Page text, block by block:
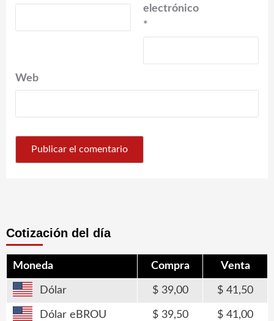
electrónico
*
Web
Cotización del día
Moneda Compra Venta
Dólar 39,00 41,50
Dólar eBROU 39,50 41,00